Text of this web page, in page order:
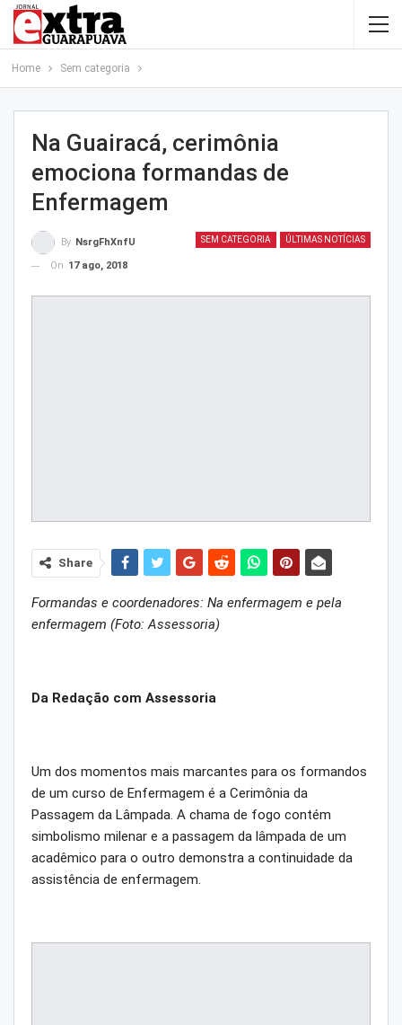
Home Sem categoria
Na Guairacá, cerimônia
emociona formandas de
Enfermagem
SEM CATEGORIA ÚLTIMAS NOTÍCIAS
By NsrgFhXnfU
On 17 ago, 2018
Share
Formandas e coordenadores: Na enfermagem e pela
enfermagem (Foto: Assessoria)
Da Redação com Assessoria
Um dos momentos mais marcantes para os formandos
de um curso de Enfermagem é a Cerimônia da
Passagem da Lâmpada. A chama de fogo contém
simbolismo milenar e a passagem da lâmpada de um
acadêmico para o outro demonstra a continuidade da
assistência de enfermagem.